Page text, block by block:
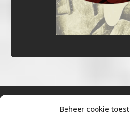
Beheer cookie